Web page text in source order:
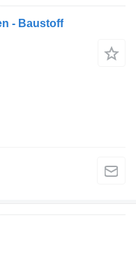
- Baustoff